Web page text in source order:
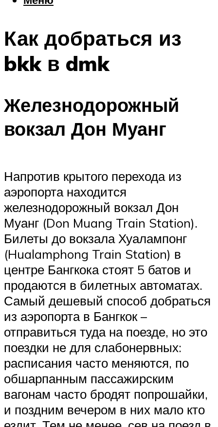
Шоппинг
Что посетить
Как добраться из
bkk в dmk
Железнодорожный
вокзал Дон Муанг
Напротив крытого перехода из
аэропорта находится
железнодорожный вокзал Дон
Муанг (Don Muang Train Station).
Билеты до вокзала Хуалампонг
(Hualamphong Train Station) в
центре Бангкока стоят 5 батов и
продаются в билетных автоматах.
Самый дешевый способ добраться
из аэропорта в Бангкок –
отправиться туда на поезде, но это
поездки не для слабонервных:
расписания часто меняются, по
обшарпанным пассажирским
вагонам часто бродят попрошайки,
и поздним вечером в них мало кто